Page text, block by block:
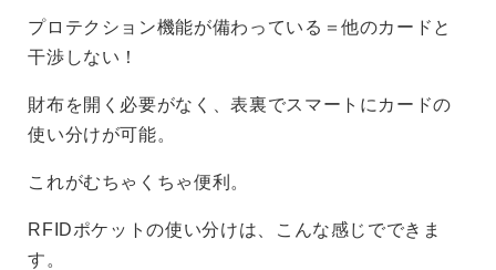
プロテクション機能が備わっている＝他のカードと
干渉しない！
財布を開く必要がなく、表裏でスマートにカードの
使い分けが可能。
これがむちゃくちゃ便利。
RFIDポケットの使い分けは、こんな感じでできま
す。